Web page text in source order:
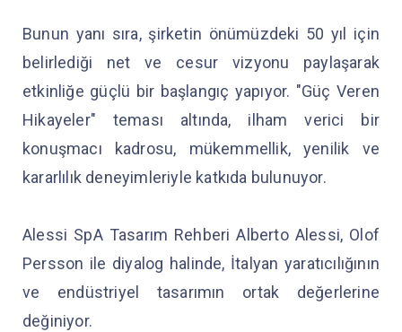
Bunun yanı sıra, şirketin önümüzdeki 50 yıl için
belirlediği net ve cesur vizyonu paylaşarak
etkinliğe güçlü bir başlangıç yapıyor. "Güç Veren
Hikayeler" teması altında, ilham verici bir
konuşmacı kadrosu, mükemmellik, yenilik ve
kararlılık deneyimleriyle katkıda bulunuyor.
Alessi SpA Tasarım Rehberi Alberto Alessi, Olof
Persson ile diyalog halinde, İtalyan yaratıcılığının
ve endüstriyel tasarımın ortak değerlerine
değiniyor.